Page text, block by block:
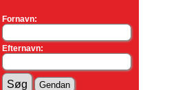
Fornavn:
Efternavn: